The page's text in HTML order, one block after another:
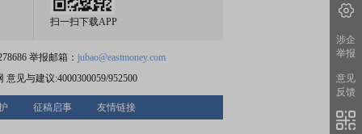
扫一扫下载APP
举报邮箱： jubao@eastmoney.com
意见与建议:4000300059/952500
征稿启事 友情链接
涉企
举报
意见
反馈